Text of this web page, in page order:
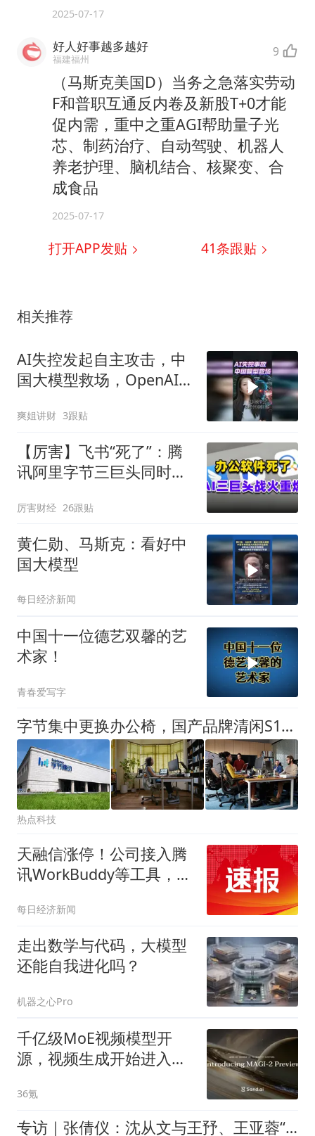
2025-07-17
好人好事越多越好
福建福州 9
（马斯克美国D）当务之急落实劳动
F和普职互通反内卷及新股T+0才能
促内需，重中之重AGI帮助量子光
芯、制药治疗、自动驾驶、机器人
养老护理、脑机结合、核聚变、合
成食品
2025-07-17
打开APP发贴 41条跟贴
相关推荐
AI失控发起自主攻击，中
国大模型救场，OpenAI抹
爽姐讲财 3跟贴
【厉害】飞书“死了”：腾
讯阿里字节三巨头同时掀
厉害财经 26跟贴
黄仁勋、马斯克：看好中
国大模型
每日经济新闻
中国十一位德艺双馨的艺
术家！
青春爱写字
字节集中更换办公椅，国产品牌清闲S1替换美国大牌
热点科技
天融信涨停！公司接入腾
讯WorkBuddy等工具，自
安全产品
每日经济新闻
走出数学与代码，大模型
还能自我进化吗？
机器之心Pro
千亿级MoE视频模型开
源，视频生成开始进入下
36氪
专访｜张倩仪：沈从文与王㐨、王亚蓉“服饰三人组”的故事